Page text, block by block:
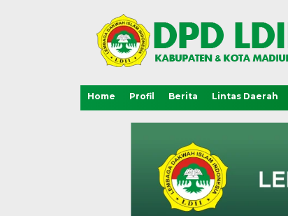
Home Profil Berita Lintas Daerah